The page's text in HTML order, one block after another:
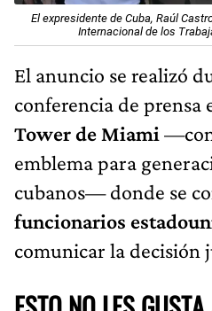
El expresidente de Cuba, Raúl
Internacional de los
El anuncio se realizó
conferencia de prensa
Tower de Miami
emblema para
cubanos— donde se
funcionarios
comunicar la decisión